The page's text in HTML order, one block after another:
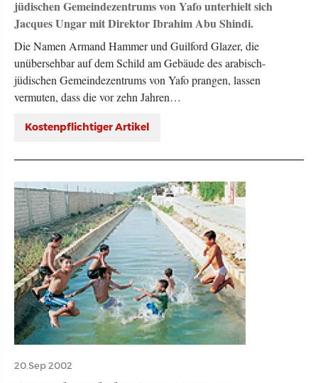
jüdischen Gemeindezentrums von Yafo unterhielt sich
Jacques Ungar mit Direktor Ibrahim Abu Shindi.
Die Namen Armand Hammer und Guilford Glazer, die
unübersehbar auf dem Schild am Gebäude des arabisch-
jüdischen Gemeindezentrums von Yafo prangen, lassen
vermuten, dass die vor zehn Jahren…
Kostenpflichtiger Artikel
20.Sep 2002